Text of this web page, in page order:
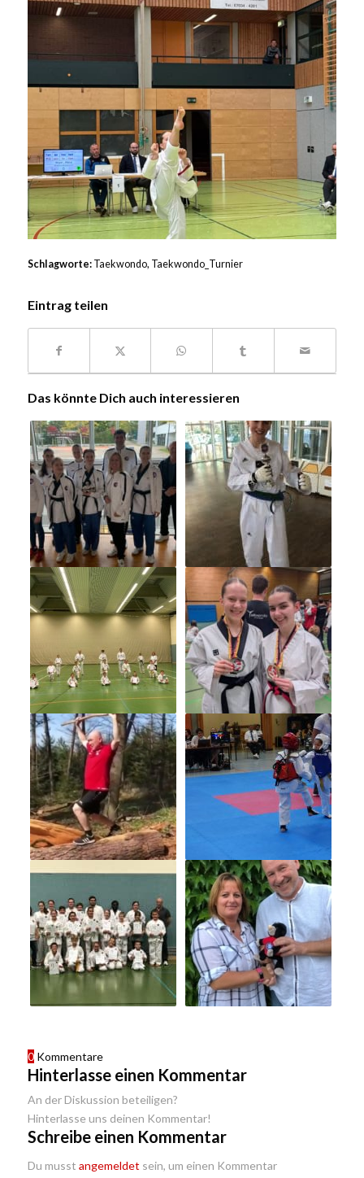
Schlagworte: Taekwondo, Taekwondo_Turnier
Eintrag teilen
Das könnte Dich auch interessieren
0 Kommentare
Hinterlasse einen Kommentar
An der Diskussion beteiligen?
Hinterlasse uns deinen Kommentar!
Schreibe einen Kommentar
Du musst angemeldet sein, um einen Kommentar